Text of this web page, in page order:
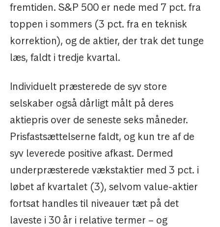
fremtiden. S&P 500 er nede med 7 pct. fra
toppen i sommers (3 pct. fra en teknisk
korrektion), og de aktier, der trak det tunge
læs, faldt i tredje kvartal.
Individuelt præsterede de syv store
selskaber også dårligt målt på deres
aktiepris over de seneste seks måneder.
Prisfastsættelserne faldt, og kun tre af de
syv leverede positive afkast. Dermed
underpræsterede vækstaktier med 3 pct. i
løbet af kvartalet (3), selvom value-aktier
fortsat handles til niveauer tæt på det
laveste i 30 år i relative termer – og